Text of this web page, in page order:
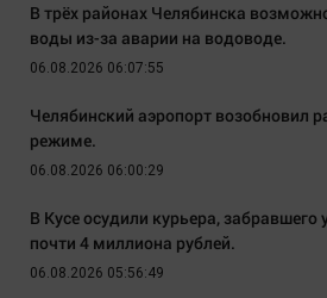
В трёх районах Челябинска
воды из-за аварии на водоводе.
06.08.2026 06:07:55
Челябинский аэропорт возобновил
режиме.
06.08.2026 06:00:29
В Кусе осудили курьера,
почти 4 миллиона рублей.
06.08.2026 05:56:49